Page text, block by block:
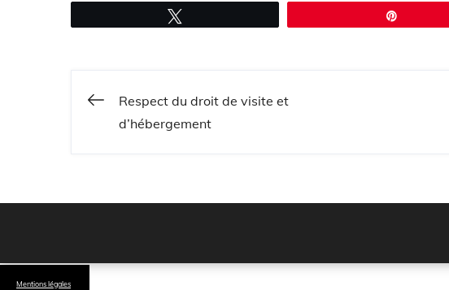
Mentions légales
Navigation
l’article
Respect du droit de visite et
d’hébergement